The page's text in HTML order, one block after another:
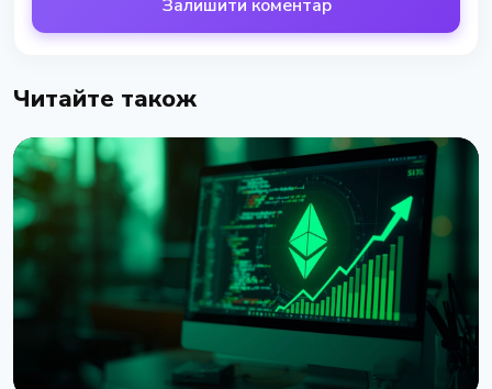
Залишити коментар
Читайте також